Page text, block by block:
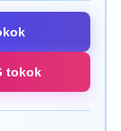
tokok